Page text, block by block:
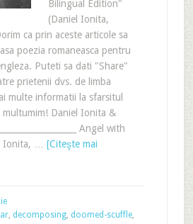
Bilingual Edition"
(Daniel Ionita,
ca prin aceste articole sa
poezia romaneasca pentru
Puteti sa dati "Share"
prietenii dvs. de limba
multe informatii la sfarsitul
multumim! Daniel Ionita &
Angel with
Ionita, … [Citeşte mai
, decomposing, doomed-scuffle,